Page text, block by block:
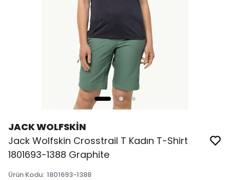
JACK WOLFSKİN
Jack Wolfskin Crosstrail T Kadın T-Shirt
1801693-1388 Graphite
Ürün Kodu: 1801693-1388